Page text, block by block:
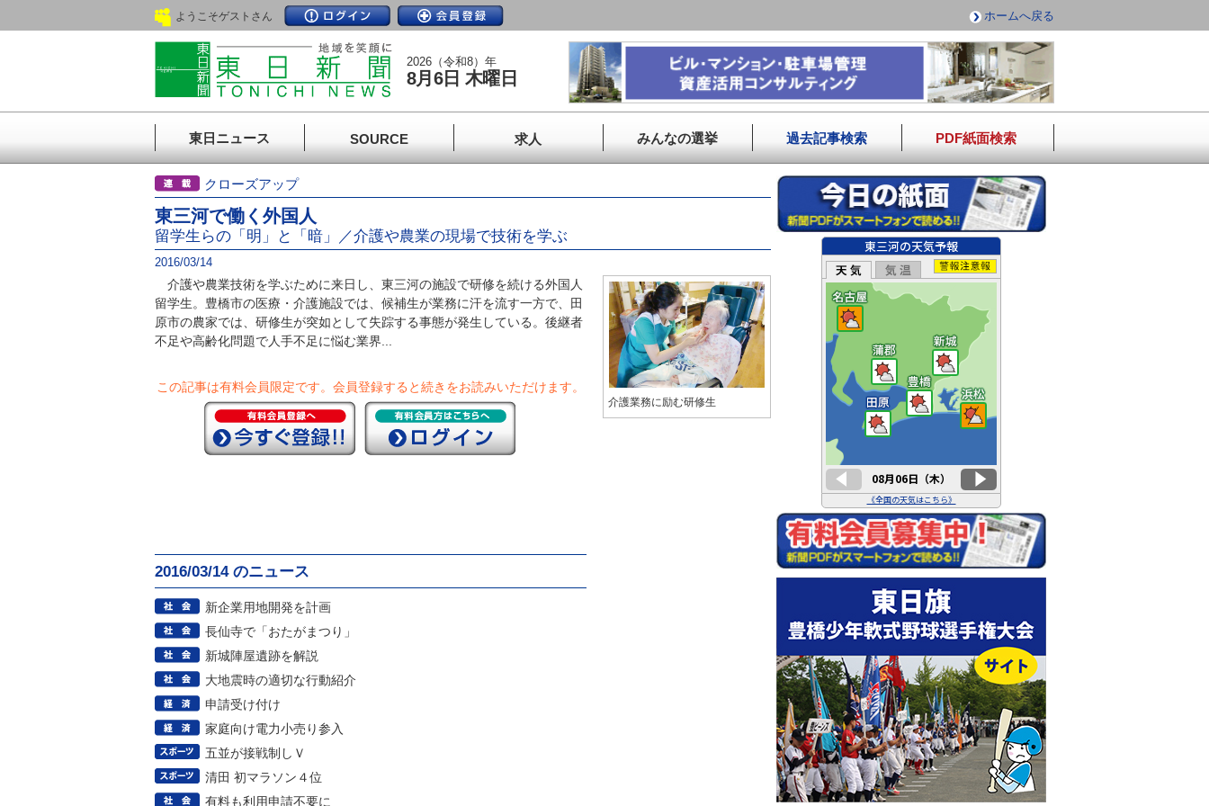
ようこそゲストさん ホームへ戻る
2026（令和8）年
8月6日 木曜日
東日ニュース SOURCE 求人 みんなの選挙 過去記事検索 PDF紙面検索
クローズアップ
東三河で働く外国人
留学生らの「明」と「暗」／介護や農業の現場で技術を学ぶ
2016/03/14
介護や農業技術を学ぶために来日し、東三河の施設で研修を続ける外国人
留学生。豊橋市の医療・介護施設では、候補生が業務に汗を流す一方で、田
原市の農家では、研修生が突如として失踪する事態が発生している。後継者
不足や高齢化問題で人手不足に悩む業界...
この記事は有料会員限定です。 会員登録すると続きをお読みいただけます。
2016/03/14 のニュース
新企業用地開発を計画
長仙寺で「おたがまつり」
新城陣屋遺跡を解説
大地震時の適切な行動紹介
申請受け付け
家庭向け電力小売り参入
五並が接戦制しＶ
清田 初マラソン４位
有料も利用申請不要に
介護業務に励む研修生